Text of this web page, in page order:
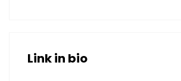
Link in bio